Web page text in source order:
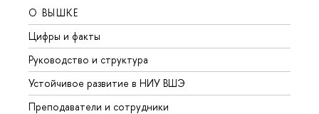
О ВЫШКЕ
Цифры и факты
Руководство и структура
Устойчивое развитие в НИУ ВШЭ
Преподаватели и сотрудники